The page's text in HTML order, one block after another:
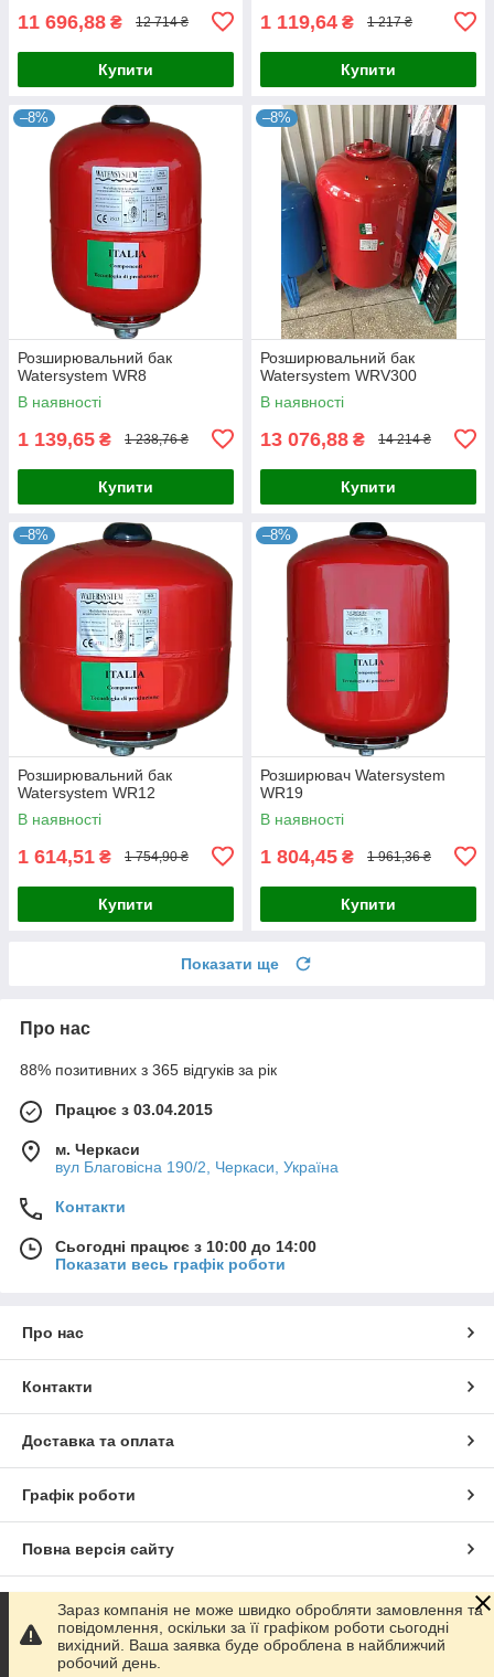
11 696,88 ₴ 12 714 ₴
Купити
1 119,64 ₴ 1 217 ₴
Купити
–8%
Розширювальний бак
Watersystem WR8
В наявності
1 139,65 ₴ 1 238,76 ₴
Купити
–8%
Розширювальний бак
Watersystem WRV300
В наявності
13 076,88 ₴ 14 214 ₴
Купити
–8%
Розширювальний бак
Watersystem WR12
В наявності
1 614,51 ₴ 1 754,90 ₴
Купити
–8%
Розширювач Watersystem
WR19
В наявності
1 804,45 ₴ 1 961,36 ₴
Купити
Показати ще
Про нас
88% позитивних з 365 відгуків за рік
Працює з 03.04.2015
м. Черкаси
вул Благовісна 190/2, Черкаси, Україна
Контакти
Сьогодні працює з 10:00 до 14:00
Показати весь графік роботи
Про нас
Контакти
Доставка та оплата
Графік роботи
Повна версія сайту
Сайт створено на маркетплейсі Prom.ua
Політика конфіденційності
Зараз компанія не може швидко обробляти замовлення та
повідомлення, оскільки за її графіком роботи сьогодні
вихідний. Ваша заявка буде оброблена в найближчий
робочий день.